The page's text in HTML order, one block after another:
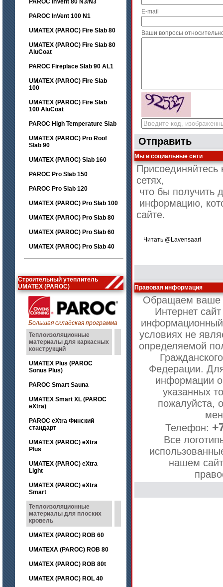
PAROC InVent 80 N3/N3
PAROC InVent 100 N1
UMATEX (PAROC) Fire Slab 80
UMATEX (PAROC) Fire Slab 80
AluCoat
PAROC Fireplace Slab 90 AL1
UMATEX (PAROC) Fire Slab
100
UMATEX (PAROC) Fire Slab
100 AluCoat
PAROC High Temperature Slab
UMATEX (PAROC) Pro Roof
Slab 90
UMATEX (PAROC) Slab 160
PAROC Pro Slab 150
PAROC Pro Slab 120
UMATEX (PAROC) Pro Slab 100
UMATEX (PAROC) Pro Slab 80
UMATEX (PAROC) Pro Slab 60
UMATEX (PAROC) Pro Slab 40
Строительный утеплитель
UMATEX (PAROC)
Большая складская программа
Теплоизоляционные
материалы для каркасных
конструкций
UMATEX Plus (PAROC
Sonus Plus)
PAROC Smart Sauna
UMATEX Smart XL (PAROC
eXtra)
PAROC eXtra Финский
стандарт
UMATEX (PAROC) eXtra
Plus
UMATEX (PAROC) eXtra
Light
UMATEX (PAROC) eXtra
Smart
Теплоизоляционные
материалы для плоских
кровель
UMATEX (PAROC) ROB 60
UMATEXA (PAROC) ROB 80
UMATEX (PAROC) ROB 80t
UMATEX (PAROC) ROL 40
E-mail
Ваши вопросы
Отправить
Мы и социальные сети
сетях,
что бы получить
информацию,
сайте.
Читать @Lavensaari
Правовая информация
Обращаем ваше
Интернет
информационный
условиях не
определяемой
Федерации.
информации
указанных
пожалуйста,
Телефон:
Все
нашем